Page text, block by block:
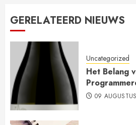
GERELATEERD NIEUWS
Uncategorized
Het Belang
09